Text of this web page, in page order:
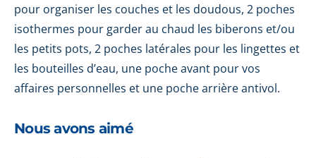
pour organiser les couches et les doudous, 2 poches
isothermes pour garder au chaud les biberons et/ou
les petits pots, 2 poches latérales pour les lingettes et
les bouteilles d’eau, une poche avant pour vos
affaires personnelles et une poche arrière antivol.
Nous avons aimé